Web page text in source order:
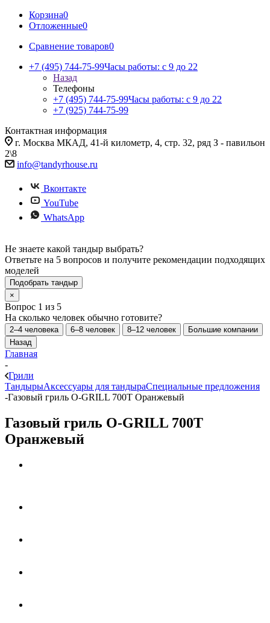
Корзина0
Отложенные0
Сравнение товаров0
+7 (495) 744-75-99Часы работы: c 9 до 22
Назад
Телефоны
+7 (495) 744-75-99Часы работы: c 9 до 22
+7 (925) 744-75-99
Контактная информация
г. Москва МКАД, 41-й километр, 4, стр. 32, ряд З - павильон
2\8
info@tandyrhouse.ru
Вконтакте
YouTube
WhatsApp
Не знаете какой тандыр выбрать?
Ответьте на 5 вопросов и получите рекомендации подходящих
моделей
Подобрать тандыр
×
Вопрос 1 из 5
На сколько человек обычно готовите?
2–4 человека 6–8 человек 8–12 человек
Большие компании
Назад
Главная
-
Грили
ТандырыАксессуары для тандыраСпециальные предложения
-Газовый гриль O-GRILL 700Т Оранжевый
Газовый гриль O-GRILL 700Т
Оранжевый